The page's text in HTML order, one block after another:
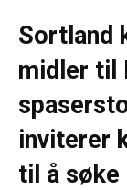
Sortland
midler til
inviterer
til å